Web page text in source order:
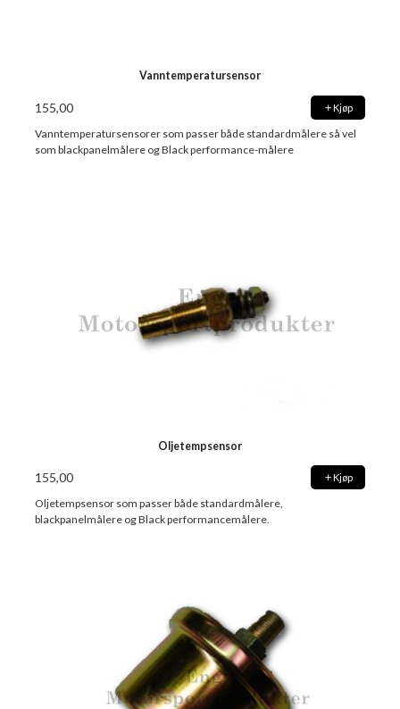
Vanntemperatursensor
155,00 Kjøp
Vanntemperatursensorer som passer både standardmålere så vel
som blackpanelmålere og Black performance-målere
Oljetempsensor
155,00 Kjøp
Oljetempsensor som passer både standardmålere,
blackpanelmålere og Black performancemålere.